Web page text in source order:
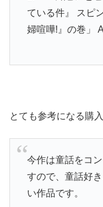
ている件』 スピ
婦喧嘩!』の巻」
とても参考になる購
今作は童話をコ
すので、童話好
い作品です。